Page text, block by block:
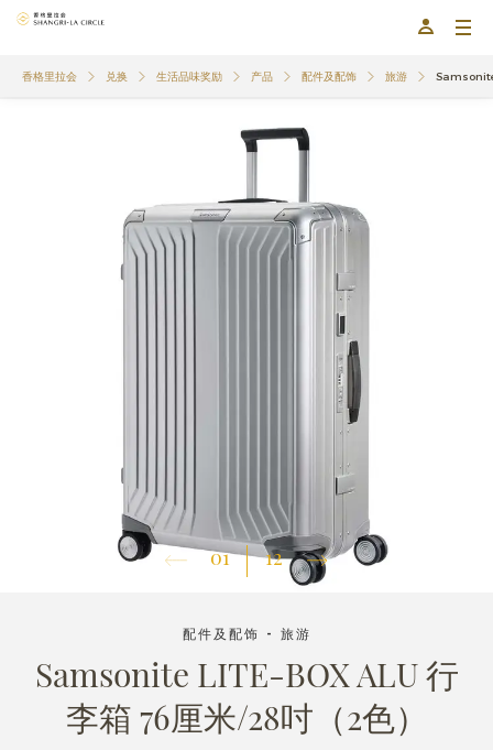
香格里拉会 兑换 生活品味奖励 产品 配件及配饰 旅游
01 12
配件及配饰 - 旅游
Samsonite LITE-BOX ALU 行
李箱 76厘米/28吋（2色）